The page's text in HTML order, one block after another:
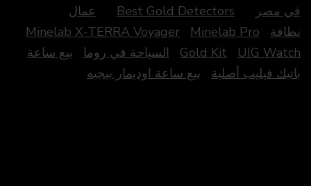
في مصر
Best Gold Detectors
عمال
نظافة
Minelab X-TERRA Voyager
Minelab Pro
Gold Kit
UIG Watch السياحة في روما
بيع ساعة
باتيك فيليب أصلية
بيع ساعة اوديمار بيجيه